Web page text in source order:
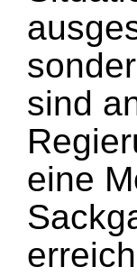
sind
eine